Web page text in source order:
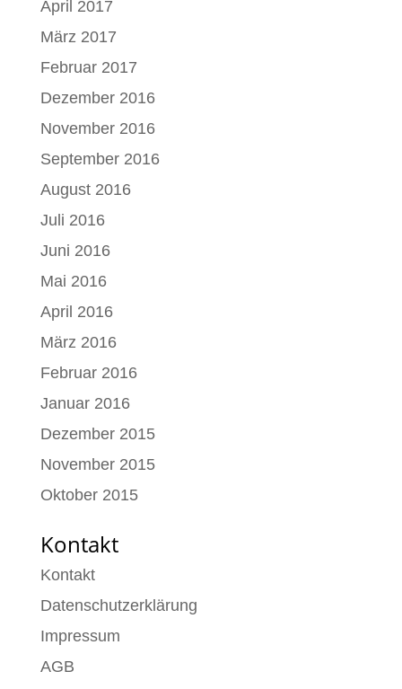
April 2017
März 2017
Februar 2017
Dezember 2016
November 2016
September 2016
August 2016
Juli 2016
Juni 2016
Mai 2016
April 2016
März 2016
Februar 2016
Januar 2016
Dezember 2015
November 2015
Oktober 2015
Kontakt
Kontakt
Datenschutzerklärung
Impressum
AGB